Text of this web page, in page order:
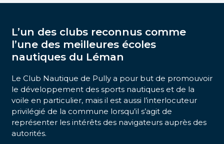
L’un des clubs reconnus comme
l’une des meilleures écoles
nautiques du Léman
Le Club Nautique de Pully a pour but de promouvoir
le développement des sports nautiques et de la
voile en particulier, mais il est aussi l’interlocuteur
privilégié de la commune lorsqu’il s’agit de
représenter les intérêts des navigateurs auprès des
autorités.